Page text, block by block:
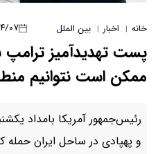
خانه | اخبار | بین الملل ۱۴۰۵/
پست تهدیدآمیز ترامپ
ممکن است نتوانیم
رئیس‌جمهور آمریکا بامداد
و پهپادی در ساحل ایران حمله